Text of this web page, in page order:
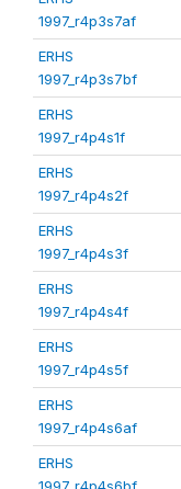
1997_r4p3s7af
ERHS
1997_r4p3s7bf
ERHS
1997_r4p4s1f
ERHS
1997_r4p4s2f
ERHS
1997_r4p4s3f
ERHS
1997_r4p4s4f
ERHS
1997_r4p4s5f
ERHS
1997_r4p4s6af
ERHS
1997_r4p4s6bf